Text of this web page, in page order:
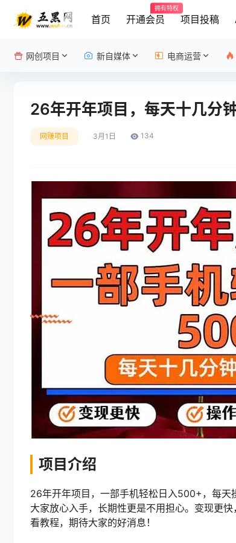
首页 开通会员
拥有特权
项目投稿
网创项目 新自媒体 电商运营
26年开年项目，每天十几分
网赚项目 3月1日 134
项目介绍
26年开年项目，一部手机轻松日入500+，每天
大家放心入手，长期性更是不用担心。变现更
看教程，期待大家的好消息！